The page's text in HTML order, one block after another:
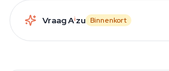
Vraag Aizu Binnenkort